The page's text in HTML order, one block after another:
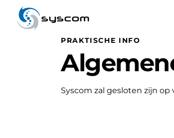
syscom
PRAKTISCHE INFO
Syscom zal gesloten zijn